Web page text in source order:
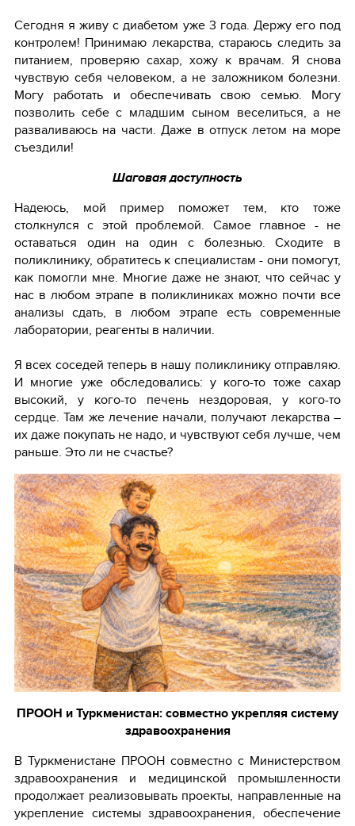
Сегодня я живу с диабетом уже 3 года. Держу его под
контролем! Принимаю лекарства, стараюсь следить за
питанием, проверяю сахар, хожу к врачам. Я снова
чувствую себя человеком, а не заложником болезни.
Могу работать и обеспечивать свою семью. Могу
позволить себе с младшим сыном веселиться, а не
разваливаюсь на части. Даже в отпуск летом на море
съездили!
Шаговая доступность
Надеюсь, мой пример поможет тем, кто тоже
столкнулся с этой проблемой. Самое главное - не
оставаться один на один с болезнью. Сходите в
поликлинику, обратитесь к специалистам - они помогут,
как помогли мне. Многие даже не знают, что сейчас у
нас в любом этрапе в поликлиниках можно почти все
анализы сдать, в любом этрапе есть современные
лаборатории, реагенты в наличии.
Я всех соседей теперь в нашу поликлинику отправляю.
И многие уже обследовались: у кого-то тоже сахар
высокий, у кого-то печень нездоровая, у кого-то
сердце. Там же лечение начали, получают лекарства –
их даже покупать не надо, и чувствуют себя лучше, чем
раньше. Это ли не счастье?
ПРООН и Туркменистан: совместно укрепляя систему
здравоохранения
В Туркменистане ПРООН совместно с Министерством
здравоохранения и медицинской промышленности
продолжает реализовывать проекты, направленные на
укрепление системы здравоохранения, обеспечение